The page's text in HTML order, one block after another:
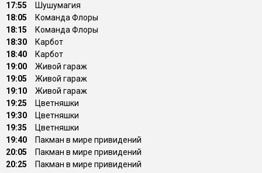
17:55
Шушумагия
18:05
Команда Флоры
18:15
Команда Флоры
18:30
Карбот
18:40
Карбот
19:00
Живой гараж
19:05
Живой гараж
19:10
Живой гараж
19:25
Цветняшки
19:30
Цветняшки
19:35
Цветняшки
19:40
Пакман в мире привидений
20:05
Пакман в мире привидений
20:25
Пакман в мире привидений